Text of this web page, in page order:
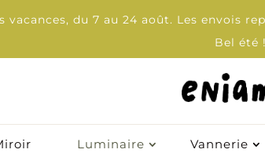
vacances, du 7 au 24 août. Les envois
Bel été !
Luminaire Vannerie
Luminaire Vannerie